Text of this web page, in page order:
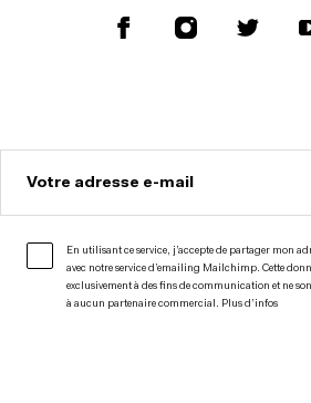
Votre adresse e-mail
En utilisant ce service, j’accepte de partager mon
avec notre service d’emailing Mailchimp. Cette
exclusivement à des fins de communication et ne
à aucun partenaire commercial. Plus d’infos